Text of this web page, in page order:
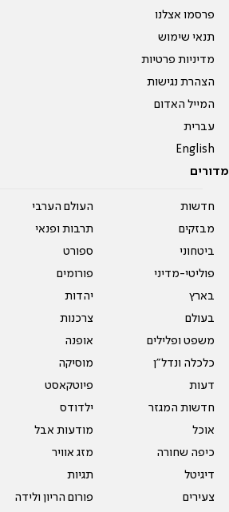
פרסמו אצלנו
תנאי שימוש
מדיניות פרטיות
הצהרת נגישות
המייל האדום
עברית
English
מדורים
חדשות
מבזקים
ביטחוני
פוליטי-מדיני
בארץ
בעולם
משפט ופלילים
כלכלה ונדל"ן
דעות
חדשות המגזר
אוכל
כיפה שחורה
דיגיטל
צעירים
העולם הערבי
תרבות ופנאי
ספורט
פורומים
יהדות
צרכנות
אופנה
מוסיקה
פיוטקאסט
ילדודס
מודעות אבל
מזג אוויר
תגיות
פורום הריון ולידה